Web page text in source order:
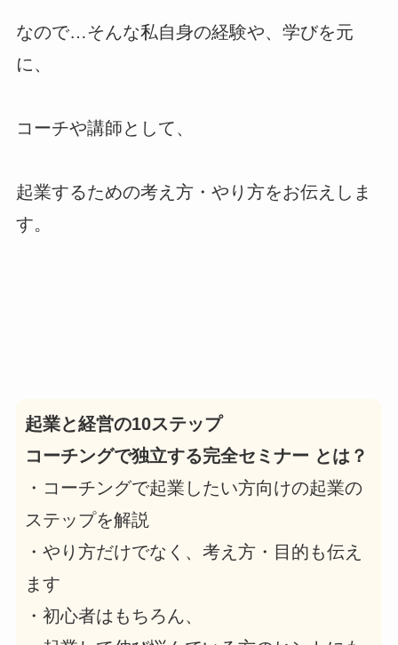
なので…そんな私自身の経験や、学びを元
に、
コーチや講師として、
起業するための考え方・やり方をお伝えしま
す。
起業と経営の10ステップ
コーチングで独立する完全セミナー とは？
・コーチングで起業したい方向けの起業の
ステップを解説
・やり方だけでなく、考え方・目的も伝え
ます
・初心者はもちろん、